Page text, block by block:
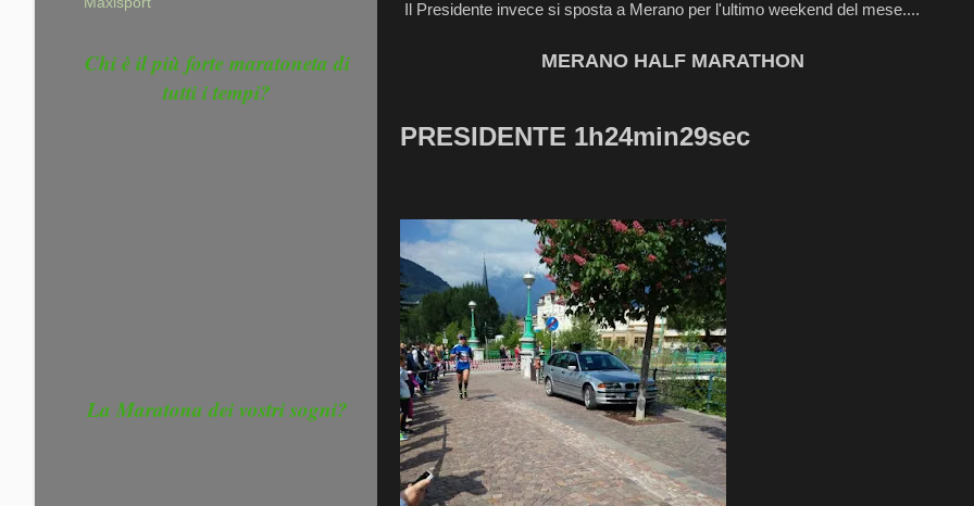
Il Presidente invece si sposta a Merano per l'ultimo weekend del mese....
MERANO HALF MARATHON
PRESIDENTE 1h24min29sec
Chi è il più forte maratoneta di
tutti i tempi?
La Maratona dei vostri sogni?